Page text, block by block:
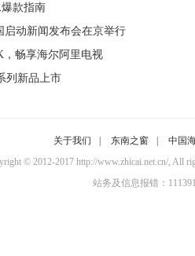
款指南
启动新闻发布会在京举行
畅享海尔阿里电视
列新品上市
关于我们 | 东南之窗 |
中国
© 2012-2017 http://www.zhicai.net.cn/,
站务及信息报错：